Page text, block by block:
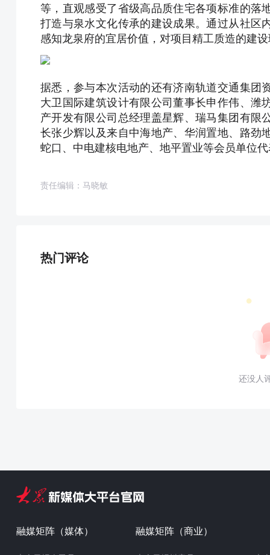
等，直观感受了省级高品质住宅各项标准的落
打造与泉水文化传承的建设成果。通过从社区
感知龙泉府的宜居价值，对项目精工质造的建
据悉，参与本次活动的还有济南轨道交通集团
大卫国际建筑设计有限公司董事长申作伟、潍
产开发有限公司总经理盖星辉、瑞马集团有限
长张少辉以及来自中海地产、华润置地、路劲
蛇口、中电建核电地产、地平置业等会员单位
责任编辑：马晓敏
热门评论
还没人
融媒矩阵（媒体） 融媒矩阵（商业）